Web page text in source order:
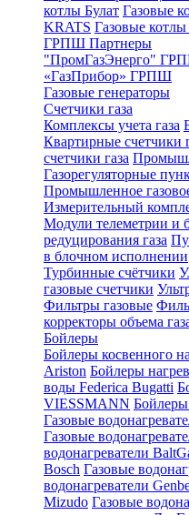
котлы Булат Газовые
KRATS Газовые
ГРПШ Партнеры
"ПромГазЭнерго"
«ГазПрибор» ГРПШ
Газовые генераторы
Счетчики газа
Комплексы учета газа
Квартирные счетчики
счетчики газа
Газорегуляторные
Промышленное
Измерительный
Модули телеметрии и
редуцирования газа
в блочном исполнении
Турбинные счётчики
газовые счетчики
Фильтры газовые
корректоры объема
Бойлеры
Бойлеры косвенного
Ariston Бойлеры
воды Federica Bugatti
VIESSMANN Бойлеры
Газовые
Газовые
водонагреватели
Bosch Газовые
водонагреватели
Mizudo Газовые